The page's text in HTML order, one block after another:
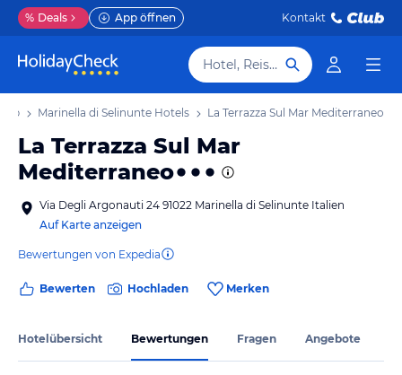
% Deals App öffnen Kontakt
Hotel, Reiseziel
Marinella di Selinunte Hotels La Terrazza Sul Mar Mediterraneo
La Terrazza Sul Mar
Mediterraneo
Via Degli Argonauti 24 91022 Marinella di Selinunte Italien
Auf Karte anzeigen
Bewertungen von Expedia
Bewerten Hochladen Merken
Hotelübersicht Bewertungen Fragen Angebote